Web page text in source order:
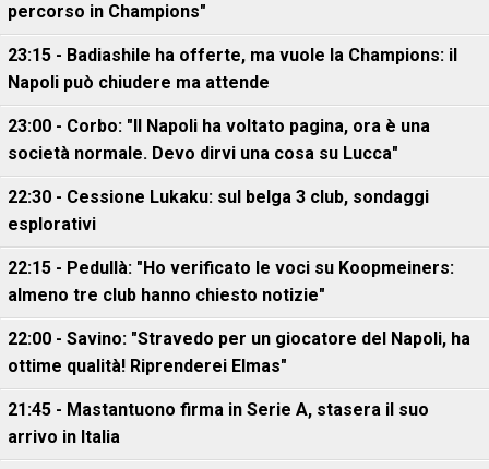
percorso in Champions"
23:15 - Badiashile ha offerte, ma vuole la Champions: il
Napoli può chiudere ma attende
23:00 - Corbo: "Il Napoli ha voltato pagina, ora è una
società normale. Devo dirvi una cosa su Lucca"
22:30 - Cessione Lukaku: sul belga 3 club, sondaggi
esplorativi
22:15 - Pedullà: "Ho verificato le voci su Koopmeiners:
almeno tre club hanno chiesto notizie"
22:00 - Savino: "Stravedo per un giocatore del Napoli, ha
ottime qualità! Riprenderei Elmas"
21:45 - Mastantuono firma in Serie A, stasera il suo
arrivo in Italia